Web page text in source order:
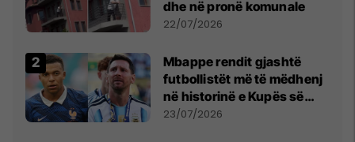
dhe në pronë komunale
22/07/2026
Mbappe rendit gjashtë
futbollistët më të mëdhenj
në historinë e Kupës së
Botës, Messi mbetet i dyti
23/07/2026